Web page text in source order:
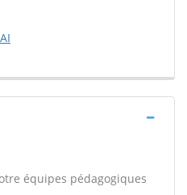
équipes pédagogiques